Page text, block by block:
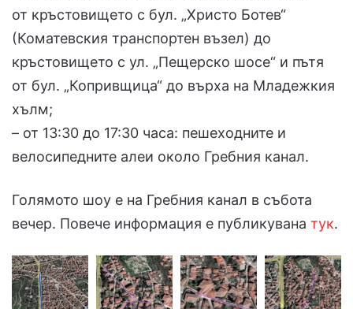
от кръстовището с бул. „Христо Ботев“
(Коматевския транспортен възел) до
кръстовището с ул. „Пещерско шосе“ и пътя
от бул. „Копривщица“ до върха на Младежкия
хълм;
– от 13:30 до 17:30 часа: пешеходните и
велосипедните алеи около Гребния канал.
Голямото шоу е на Гребния канал в събота
вечер. Повече информация е публикувана тук.